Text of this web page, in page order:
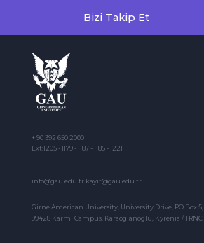
Bizi Takip Et
+ 90 392 650 2000
Ext:1205 - 1179 - 1187 - 1185 - 1221
info@gau.edu.tr kayit@gau.edu.tr
Girne American University, University Drive, PO Box 5,
99428 Karmi Campus, Karaoglanoglu, Kyrenia / TRNC